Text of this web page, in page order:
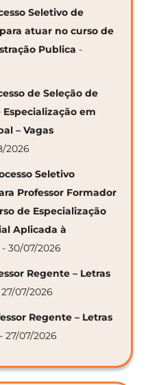
Seletivo de
atuar no curso de
Publica -
de Seleção de
em
– Vagas
2026
Seletivo
Professor Formador
de Especialização
Aplicada à
- 30/07/2026
Regente – Letras
27/07/2026
Regente – Letras
- 27/07/2026